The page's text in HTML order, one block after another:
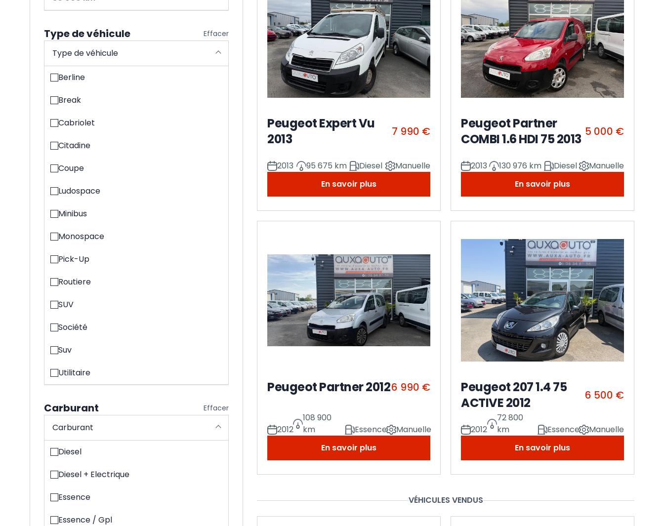
Type de véhicule Effacer
Type de véhicule
Berline
Break
Cabriolet
Citadine
Coupe
Ludospace
Minibus
Monospace
Pick-Up
Routiere
SUV
Société
Suv
Utilitaire
Carburant Effacer
Carburant
Diesel
Diesel + Electrique
Essence
Essence / Gpl
Peugeot Expert Vu
2013
7 990 €
2013 95 675 km Diesel
Manuelle
En savoir plus
Peugeot Partner
COMBI 1.6 HDI 75 2013 5 000 €
2013 130 976 km Diesel
Manuelle
En savoir plus
Peugeot Partner 20126 990 €
2012
108 900
km
Essence
Manuelle
En savoir plus
Peugeot 207 1.4 75
ACTIVE 2012
6 500 €
2012
72 800
km
Essence
Manuelle
En savoir plus
VÉHICULES VENDUS